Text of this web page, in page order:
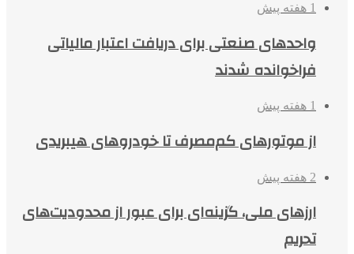
1 هفته پیش
واحدهای صنعتی برای دریافت اعتبار مالیاتی
فراخوانده شدند
1 هفته پیش
از موتورهای کم‌مصرف تا خودروهای هیبریدی
2 هفته پیش
ارزهای ملی، گزینه‌ای برای عبور از محدودیت‌های
تحریم